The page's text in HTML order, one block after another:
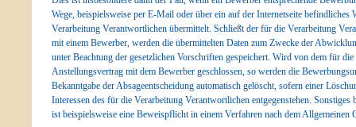
Wege, beispielsweise per E-Mail oder über ein auf der Internetseite befindliches
Verarbeitung Verantwortlichen übermittelt. Schließt der für die Verarbeitung
mit einem Bewerber, werden die übermittelten Daten zum Zwecke der
unter Beachtung der gesetzlichen Vorschriften gespeichert. Wird von dem für
Anstellungsvertrag mit dem Bewerber geschlossen, so werden die
Bekanntgabe der Absageentscheidung automatisch gelöscht, sofern einer
Interessen des für die Verarbeitung Verantwortlichen entgegenstehen. Sonstiges
ist beispielsweise eine Beweispflicht in einem Verfahren nach dem Allgemeinen